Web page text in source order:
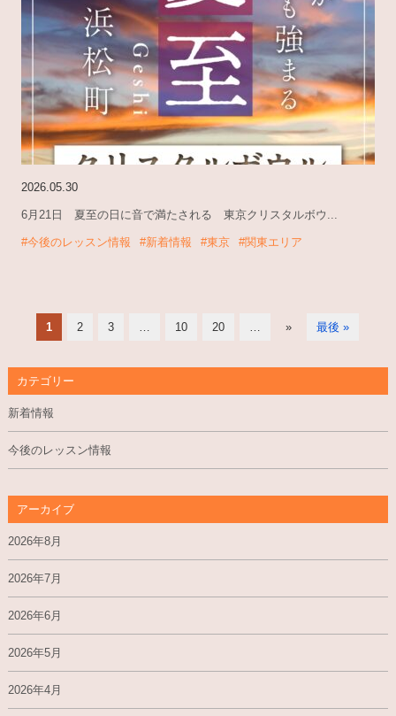
2026.05.30
6月21日 夏至の日に音で満たされる 東京クリスタルボウ...
#今後のレッスン情報 #新着情報 #東京 #関東エリア
1 2 3 10 20 » 最後 »
カテゴリー
新着情報
今後のレッスン情報
アーカイブ
2026年8月
2026年7月
2026年6月
2026年5月
2026年4月